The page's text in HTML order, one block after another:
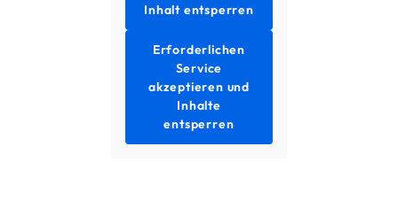
Inhalt entsperren
Erforderlichen
Service
akzeptieren und
Inhalte
entsperren